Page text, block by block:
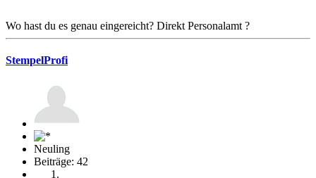
Wo hast du es genau eingereicht? Direkt Personalamt ?
StempelProfi
Neuling
Beiträge: 42